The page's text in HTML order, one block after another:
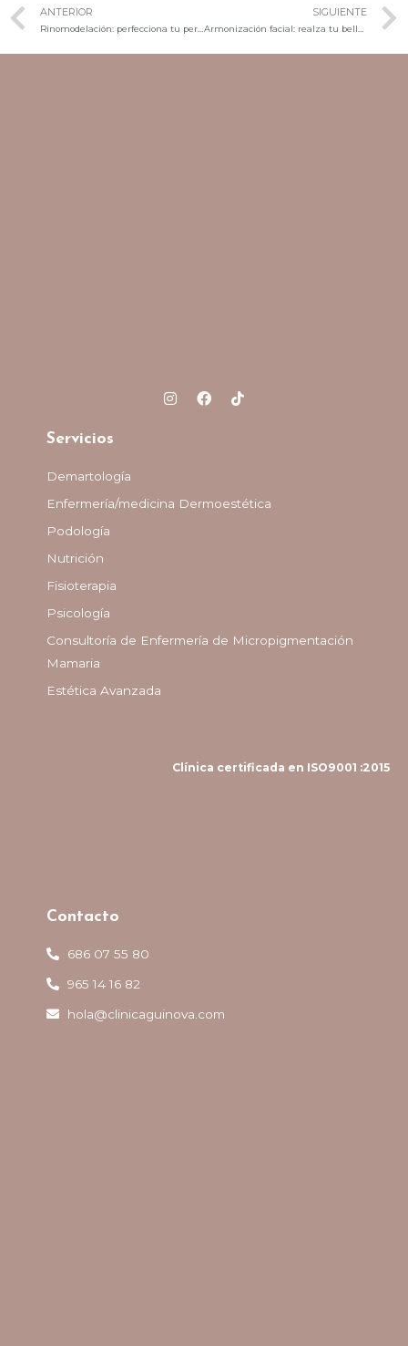
ANTERIOR
Rinomodelación: perfecciona tu perfil sin cirugía
SIGUIENTE
Armonización facial: realza tu belleza natural sin perder tu esencia
Servicios
Demartología
Enfermería/medicina Dermoestética
Podología
Nutrición
Fisioterapia
Psicología
Consultoría de Enfermería de Micropigmentación
Mamaria
Estética Avanzada
Clínica certificada en ISO9001 :2015
Contacto
686 07 55 80
965 14 16 82
hola@clinicaguinova.com